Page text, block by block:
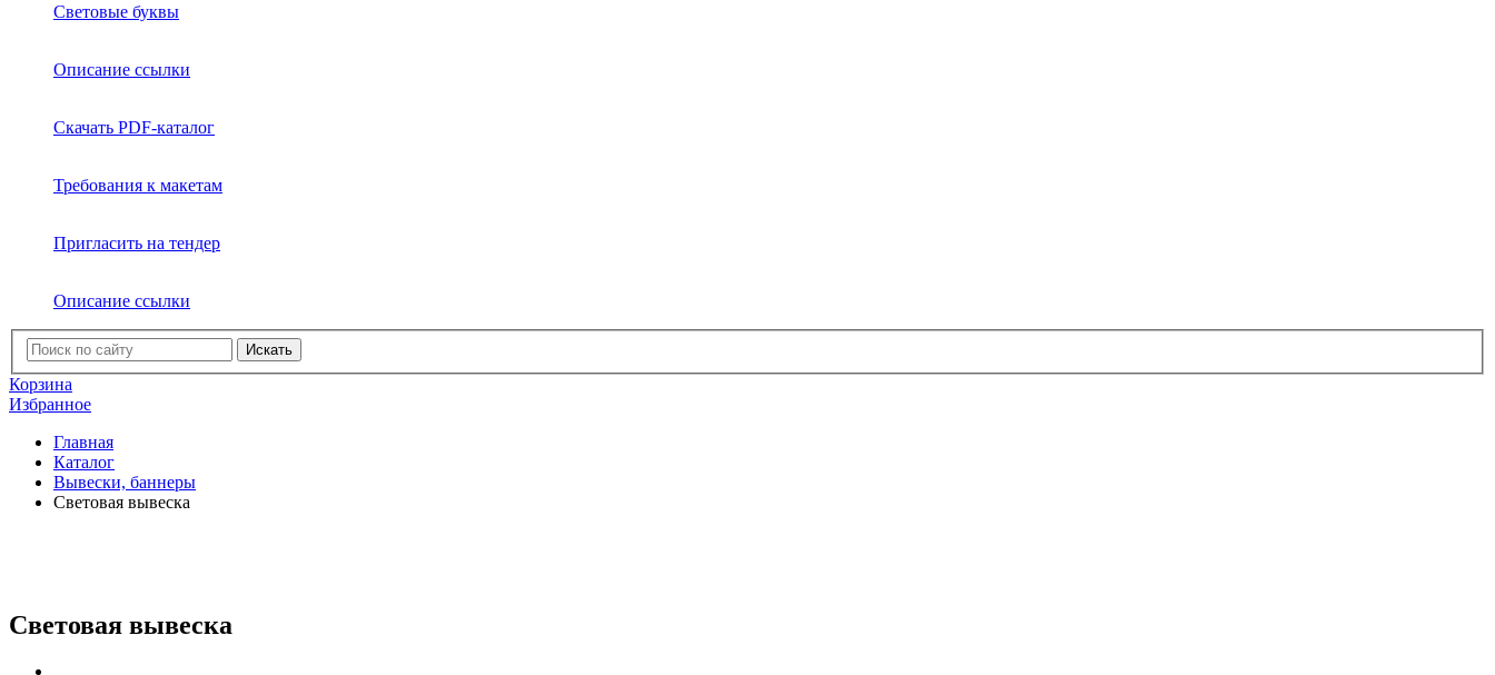
Световые буквы
Описание ссылки
Скачать PDF-каталог
Требования к макетам
Пригласить на тендер
Описание ссылки
Искать
Корзина
Избранное
Главная
Каталог
Вывески, баннеры
Световая вывеска
Световая вывеска